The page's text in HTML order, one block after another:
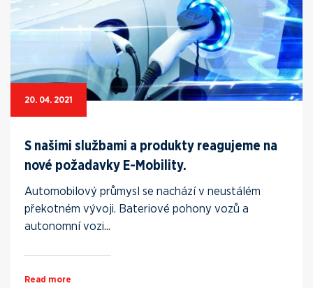
20. 04. 2021
S našimi službami a produkty reagujeme na
nové požadavky E-Mobility.
Automobilový průmysl se nachází v neustálém
překotném vývoji. Bateriové pohony vozů a
autonomní vozi...
Read more